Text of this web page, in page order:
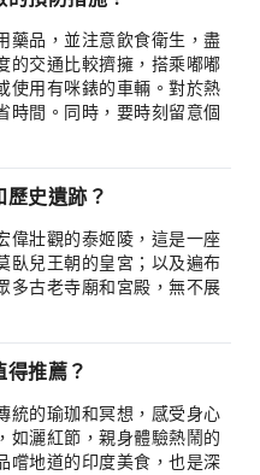
藥品，並注意飲食衛生，盡
的交通比較擠擁，搭乘嘟嘟
使用有咪錶的車輛。對於熱
時間。同時，要時刻留意個
歷史遺跡？
偉壯觀的泰姬陵，這是一座
臥兒王朝的皇宮；以及遍布
多古老寺廟和宮殿，無不展
得推薦？
統的瑜珈和冥想，感受身心
如灑紅節，親身體驗熱鬧的
嚐地道的印度美食，也是深